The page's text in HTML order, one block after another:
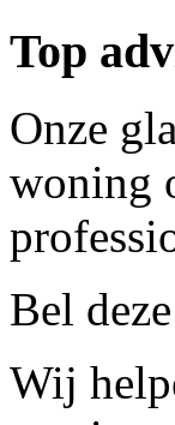
Top
Onze
woning
Bel
Wij